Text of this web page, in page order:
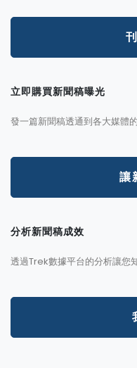
立即購買新聞稿曝光
發一篇新聞稿透通到各大媒體
讓
分析新聞稿成效
透過Trek數據平台的分析讓您